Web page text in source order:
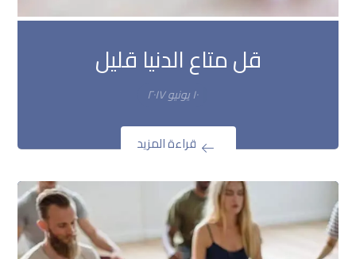
قل متاع الدنيا قليل
١٠ يونيو ٢٠١٧
قراءة المزيد